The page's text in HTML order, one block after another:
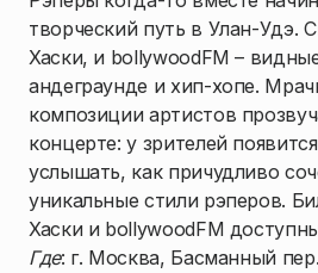
творческий путь в Улан-Удэ.
Хаски, и bollywoodFM –
андеграунде и хип-хопе.
композиции артистов
концерте: у зрителей
услышать, как причудливо
уникальные стили рэперов.
Хаски и bollywoodFM
Где: г. Москва, Басманный